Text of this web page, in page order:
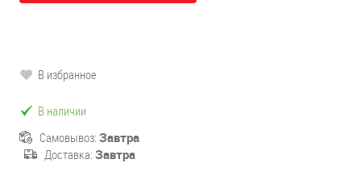
В избранное
В наличии
Самовывоз: Завтра
Доставка: Завтра